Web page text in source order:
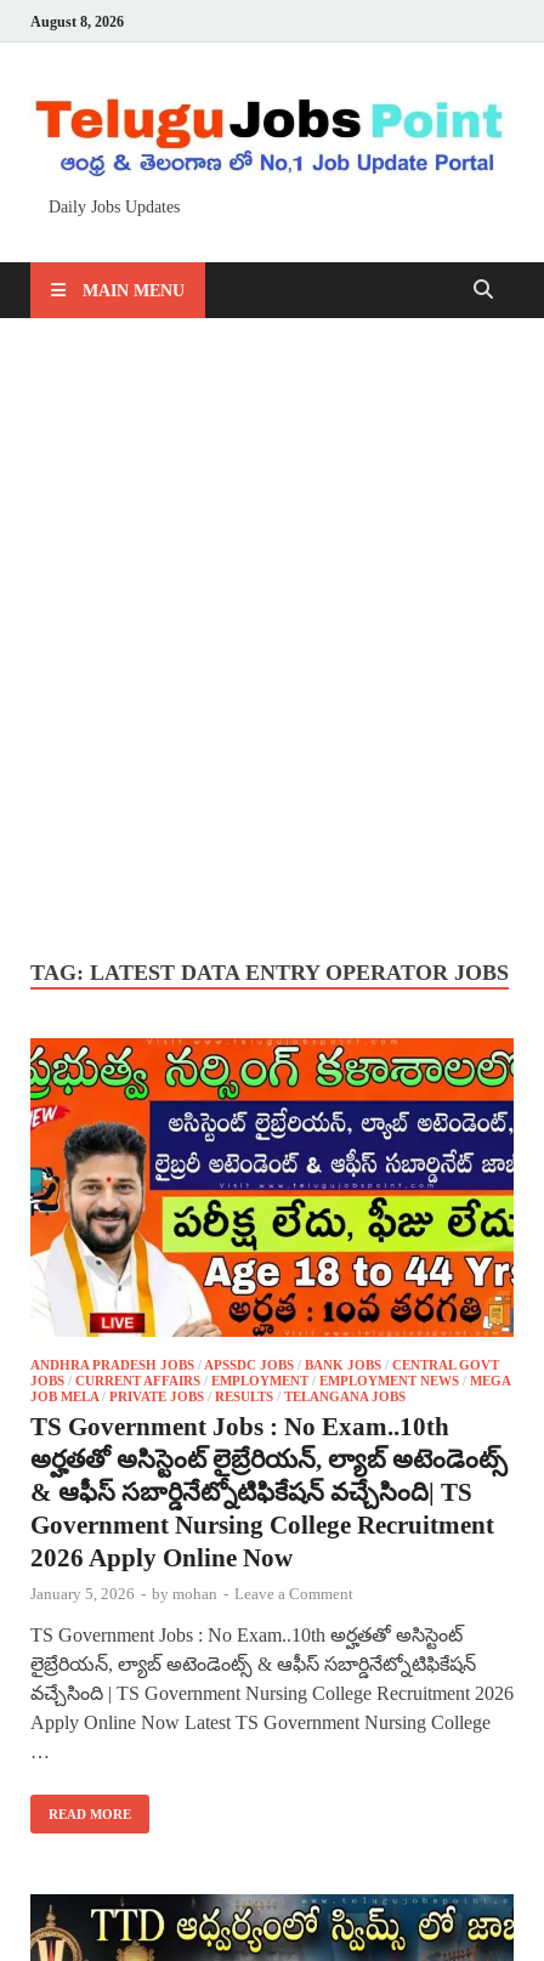
August 8, 2026
Daily Jobs Updates
MAIN MENU
TAG: LATEST DATA ENTRY OPERATOR JOBS
ANDHRA PRADESH JOBS / APSSDC JOBS / BANK JOBS / CENTRAL GOVT
JOBS / CURRENT AFFAIRS / EMPLOYMENT/ EMPLOYMENT NEWS / MEGA
JOB MELA / PRIVATE JOBS / RESULTS / TELANGANA JOBS
TS Government Jobs : No Exam..10th
అర్హతతో అసిస్టెంట్ లైబ్రేరియన్, ల్యాబ్ అటెండెంట్స్
& ఆఫీస్ సబార్డినేట్నోటిఫికేషన్ వచ్చేసింది| TS
Government Nursing College Recruitment
2026 Apply Online Now
January 5, 2026 - by mohan - Leave a Comment
TS Government Jobs : No Exam..10th అర్హతతో అసిస్టెంట్
లైబ్రేరియన్, ల్యాబ్ అటెండెంట్స్ & ఆఫీస్ సబార్డినేట్నోటిఫికేషన్
వచ్చేసింది | TS Government Nursing College Recruitment 2026
Apply Online Now Latest TS Government Nursing College
…
READ MORE